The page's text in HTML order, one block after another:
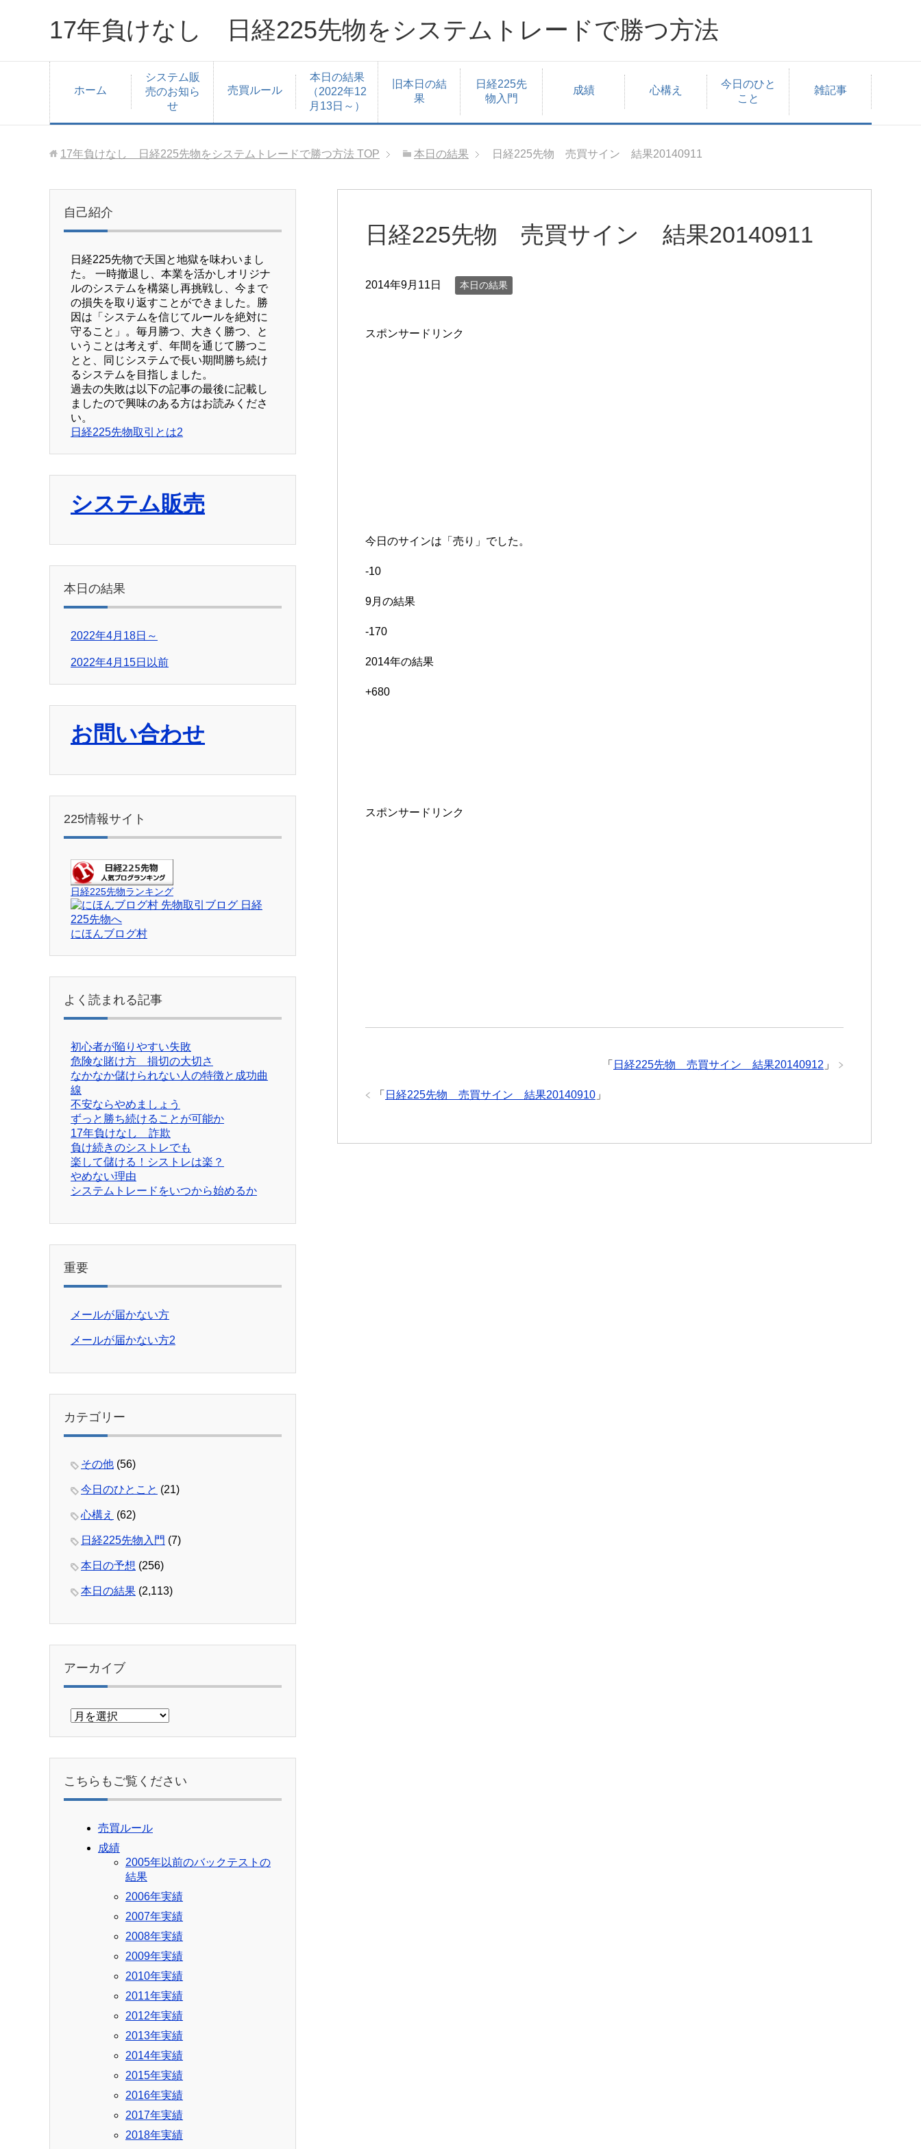
17年負けなし 日経225先物をシステムトレードで勝つ方法
ホーム
システム販
売のお知ら
せ
売買ルール
本日の結果
（2022年12
月13日～）
旧本日の結
果
日経225先
物入門
成績 心構え
今日のひと
こと
雑記事
17年負けなし 日経225先物をシステムトレードで勝つ方法 TOP 本日の結果 日経225先物 売買サイン 結果20140911
日経225先物 売買サイン 結果20140911
2014年9月11日 本日の結果
スポンサードリンク
今日のサインは「売り」でした。
-10
9月の結果
-170
2014年の結果
+680
スポンサードリンク
「 日経225先物 売買サイン 結果20140912 」
「 日経225先物 売買サイン 結果20140910 」
自己紹介
日経225先物で天国と地獄を味わいまし
た。 一時撤退し、本業を活かしオリジナ
ルのシステムを構築し再挑戦し、今まで
の損失を取り返すことができました。勝
因は「システムを信じてルールを絶対に
守ること」。毎月勝つ、大きく勝つ、と
いうことは考えず、年間を通じて勝つこ
とと、同じシステムで長い期間勝ち続け
るシステムを目指しました。
過去の失敗は以下の記事の最後に記載し
ましたので興味のある方はお読みくださ
い。
日経225先物取引とは2
システム販売
本日の結果
2022年4月18日～
2022年4月15日以前
お問い合わせ
225情報サイト
日経225先物ランキング
にほんブログ村
よく読まれる記事
初心者が陥りやすい失敗
危険な賭け方 損切の大切さ
なかなか儲けられない人の特徴と成功曲
線
不安ならやめましょう
ずっと勝ち続けることが可能か
17年負けなし 詐欺
負け続きのシストレでも
楽して儲ける！シストレは楽？
やめない理由
システムトレードをいつから始めるか
重要
メールが届かない方
メールが届かない方2
カテゴリー
その他 (56)
今日のひとこと (21)
心構え (62)
日経225先物入門 (7)
本日の予想 (256)
本日の結果 (2,113)
アーカイブ
ア
イ
こちらもご覧ください
売買ルール
成績
2005年以前のバックテストの
結果
2006年実績
2007年実績
2008年実績
2009年実績
2010年実績
2011年実績
2012年実績
2013年実績
2014年実績
2015年実績
2016年実績
2017年実績
2018年実績